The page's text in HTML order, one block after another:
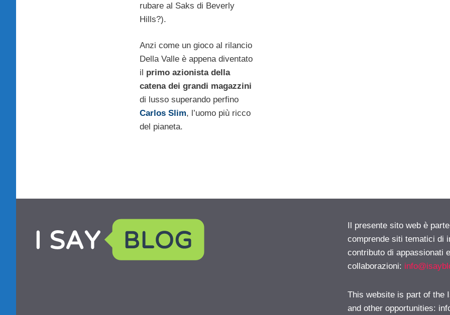
rubare al Saks di Beverly
Hills?).
Anzi come un gioco al rilancio
Della Valle è appena diventato
il primo azionista della
catena dei grandi magazzini
di lusso superando perfino
Carlos Slim, l’uomo più ricco
del pianeta.
Il presente sito web è
comprende siti tematici di
contributo di appassionati
collaborazioni:
This website is part of the
and other opportunities: